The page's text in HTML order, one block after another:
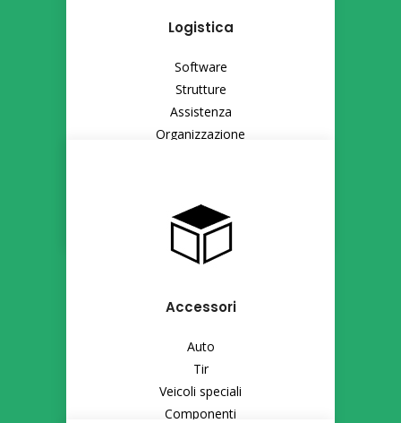
Logistica
Software
Strutture
Assistenza
Organizzazione
Accessori
Auto
Tir
Veicoli speciali
Componenti